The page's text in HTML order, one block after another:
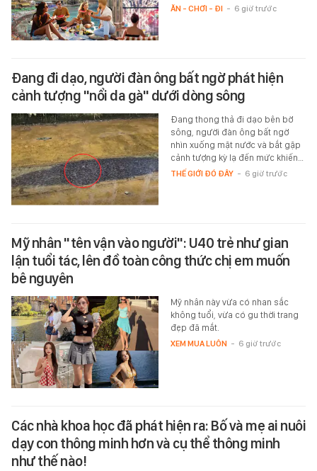
ĂN - CHƠI - ĐI - 6 giờ trước
Đang đi dạo, người đàn ông bất ngờ phát hiện
cảnh tượng "nổi da gà" dưới dòng sông
Đang thong thả đi dạo bên bờ
sông, người đàn ông bất ngờ
nhìn xuống mặt nước và bắt gặp
cảnh tượng kỳ lạ đến mức khiến…
THẾ GIỚI ĐÓ ĐÂY - 6 giờ trước
Mỹ nhân "tên vận vào người": U40 trẻ như gian
lận tuổi tác, lên đồ toàn công thức chị em muốn
bê nguyên
Mỹ nhân này vừa có nhan sắc
không tuổi, vừa có gu thời trang
đẹp đã mắt.
XEM MUA LUÔN - 6 giờ trước
Các nhà khoa học đã phát hiện ra: Bố và mẹ ai nuôi
dạy con thông minh hơn và cụ thể thông minh
như thế nào!